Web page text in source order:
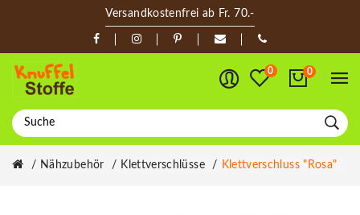
Versandkostenfrei ab Fr. 70.-
0 0
Nähzubehör Klettverschlüsse Klettverschluss "rosa"